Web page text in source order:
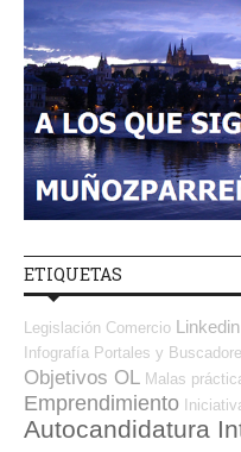
ETIQUETAS
Legislación Comercio Linkedin
Infografía Portales y
Objetivos OL Malas
Emprendimiento
Autocandidatura